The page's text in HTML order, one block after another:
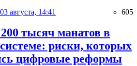
03 августа, 14:41 605
тысяч манатов в
риски, которых
цифровые реформы